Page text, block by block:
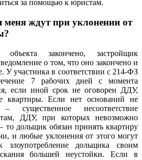
за помощью к юристам.
меня ждут при уклонении от
объекта закончено, застройщик
о том, что оно закончено и
У участника в соответствии с 214-ФЗ
7 рабочих дней с момента
если иной срок не оговорен ДДУ,
квартиры. Если нет оснований не
существенное несоответствие
ДДУ, при которых невозможно
то дольщик обязан принять квартиру
и любые уклонения от этого могут
злоупотребление дольщика своим
большей неустойки. Если в